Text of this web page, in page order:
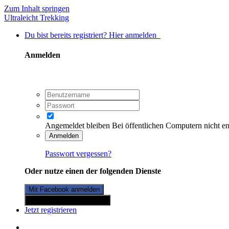
Zum Inhalt springen
Ultraleicht Trekking
Du bist bereits registriert? Hier anmelden
Anmelden
Angemeldet bleiben Bei öffentlichen Computern nicht
Anmelden
Passwort vergessen?
Oder nutze einen der folgenden Dienste
Mit Facebook anmelden
Jetzt registrieren